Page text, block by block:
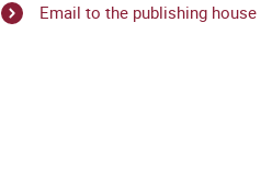
Email to the publishing house